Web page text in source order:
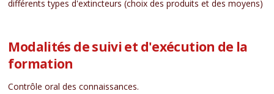
différents types d'extincteurs (choix des produits et des moyens)
Modalités de suivi et d'exécution de la
formation
Contrôle oral des connaissances.